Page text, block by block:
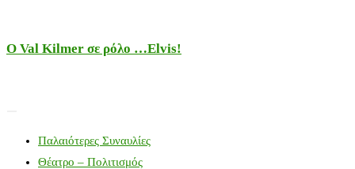
Ο Val Kilmer σε ρόλο …Elvis!
Παλαιότερες Συναυλίες
Θέατρο – Πολιτισμός